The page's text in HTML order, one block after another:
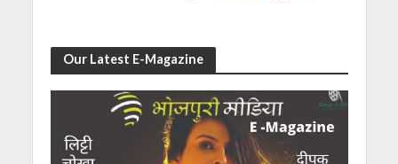
Our Latest E-Magazine